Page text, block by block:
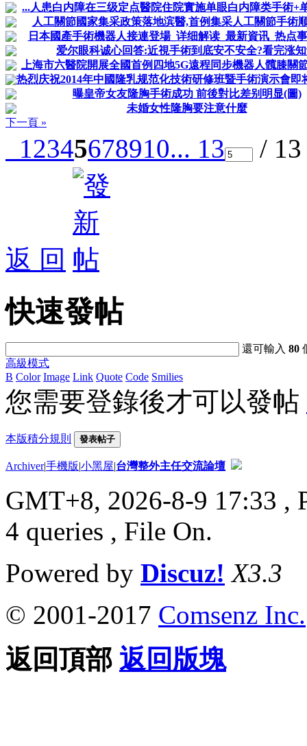
...人患白内障在三级定点醫院住院實施单眼白内障类手術+
人工關節國家集采政策落地滨醫,首例集采人工關節手術
日本國產手術機器人接連登場_详细解读_最新資讯_热点
爱尔眼科诚心回答:近視手術到底安不安全?看完涨
上海市六醫院開展全國首例四地5G遠程同步機器人髖膝關
热烈庆祝2014年中國隆乳规范化技術研修班暨手術演示會即
曝皇帝女友隆胸手術成功 前後對比差别明显(圖)
未婚女性隆胸要注意什麼
下一頁 »
12345678910... 13 /
返 回
快速發帖
還可輸入80
高級模式
B Color Image Link Quote Code Smilies
您需要登錄後才可以發帖
本版積分規則 發表帖子
Archiver|手機版|小黑屋|台灣整外主任交流論壇
GMT+8, 2026-8-9 17:33 ,
4 queries , File On.
Powered by Discuz! X3.3
© 2001-2017 Comsenz Inc.
返回頂部 返回版塊